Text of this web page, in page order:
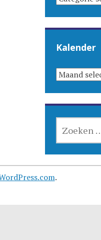
Kalender
KALENDER
NAAR:
.